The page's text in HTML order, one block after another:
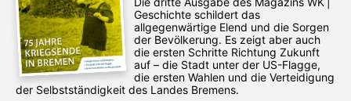
Geschichte schildert das
allgegenwärtige Elend und die Sorgen
der Bevölkerung. Es zeigt aber auch
die ersten Schritte Richtung Zukunft
auf – die Stadt unter der US-Flagge,
die ersten Wahlen und die Verteidigung
der Selbstständigkeit des Landes Bremens.